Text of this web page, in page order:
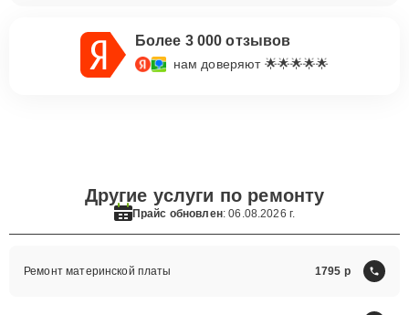
Более 3 000 отзывов
нам доверяют 🌟🌟🌟🌟🌟
Другие услуги по ремонту
Прайс обновлен: 06.08.2026 г.
Ремонт материнской платы 1795